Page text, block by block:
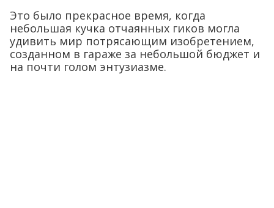
Это было прекрасное время, когда
небольшая кучка отчаянных гиков могла
удивить мир потрясающим изобретением,
созданном в гараже за небольшой бюджет и
на почти голом энтузиазме.